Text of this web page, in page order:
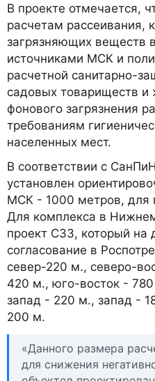
В проекте отмечается,
расчетам рассеивания,
загрязняющих веществ
источниками МСК и
расчетной санитарно-
садовых товариществ и
фонового загрязнения
требованиям
населенных мест.
В соответствии с
установлен
МСК - 1000 метров, для
Для комплекса в
проект СЗЗ, который на
согласование в
север-220 м., северо-
420 м., юго-восток -
запад - 220 м., запад -
200 м.
«Данного размера
для снижения